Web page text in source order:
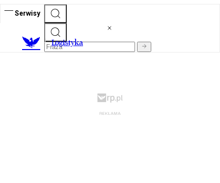
Serwisy
Logistyka